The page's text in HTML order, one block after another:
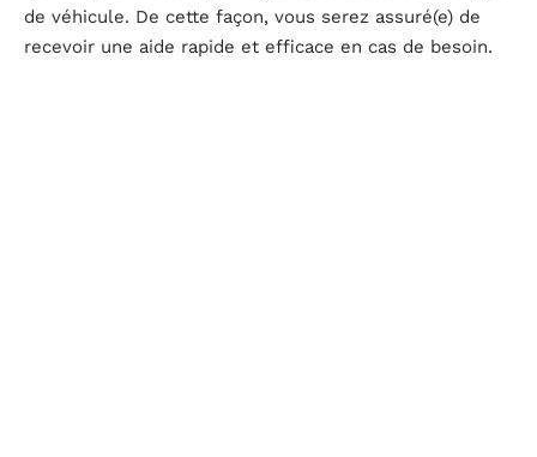
de véhicule. De cette façon, vous serez assuré(e) de
recevoir une aide rapide et efficace en cas de besoin.